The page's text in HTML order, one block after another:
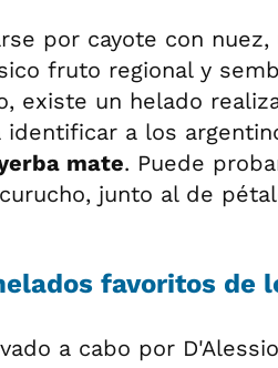
por cayote con nuez,
fruto regional y
existe un helado
a los
mate. Puede
junto al de
favoritos de
a cabo por